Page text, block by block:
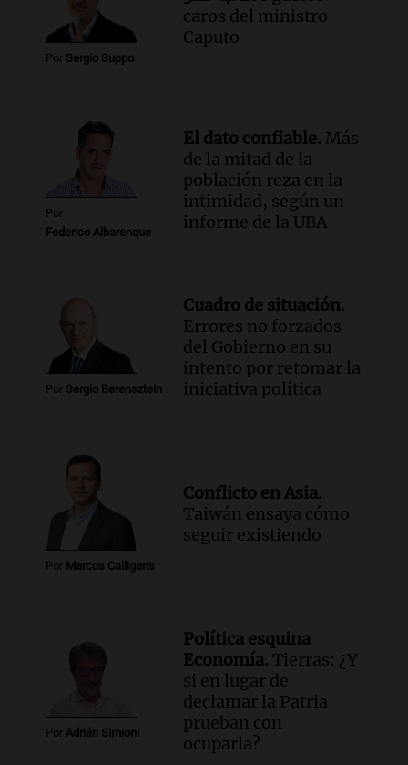
exposición agrícola en Bulaya con
diversas atracciones para todos
Panorama Federal
Episodios
tras ser destituida
Ahora país
Episodios
Por Sergio Suppo
caros del ministro
Caputo
Por
Federico Albarenque
El dato confiable. Más
de la mitad de la
población reza en la
intimidad, según un
informe de la UBA
Por Sergio Berensztein
Cuadro de situación.
Errores no forzados
del Gobierno en su
intento por retomar la
iniciativa política
Por Marcos Calligaris
Conflicto en Asia.
Taiwán ensaya cómo
seguir existiendo
Por Adrián Simioni
Política esquina
Economía. Tierras: ¿Y
si en lugar de
declamar la Patria
prueban con
ocuparla?